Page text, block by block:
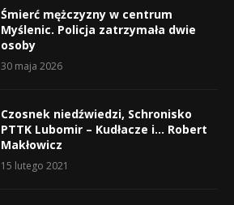
Śmierć mężczyzny w centrum
Myślenic. Policja zatrzymała dwie
osoby
30 maja 2026
Czosnek niedźwiedzi, Schronisko
PTTK Lubomir – Kudłacze i… Robert
Makłowicz
15 lutego 2021